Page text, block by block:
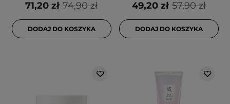
74,90 zł
71,20 zł
DODAJ DO KOSZYKA
57,90 zł
49,20 zł
DODAJ DO KOSZYKA